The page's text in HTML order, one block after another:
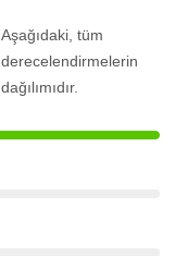
Aşağıdaki, tüm
derecelendirmelerin
dağılımıdır.